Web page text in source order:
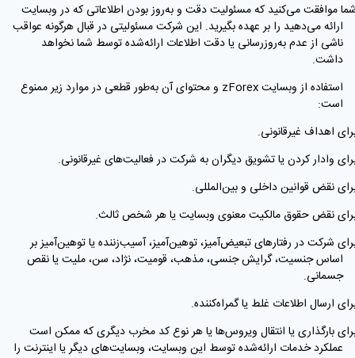
موافقت می‌کنید که مسئولیت دقت و به‌روز بودن اطلاعاتی که در وبسایت
ارائه می‌دهید را بر عهده بگیرید. این شرکت مسئولیتی در قبال هرگونه عواقب
ناشی از عدم به‌روزرسانی یا دقت اطلاعات ارائه‌شده توسط شما نخواهد
داشت.
استفاده از وبسایت zForex و محتوای آن به‌طور قطعی در موارد زیر ممنوع
است:
اهداف غیرقانونی.
وادار کردن یا تشویق دیگران به شرکت در فعالیت‌های غیرقانونی.
نقض قوانین داخلی و بین‌المللی.
نقض حقوق مالکیت معنوی وبسایت یا هر شخص ثالث.
شرکت در رفتارهای تبعیض‌آمیز، توهین‌آمیز، آسیب‌زننده یا توهین‌آمیز بر
اساس جنسیت، گرایش جنسی، مذهب، قومیت، نژاد، سن، ملیت یا نقص
جسمانی.
ارسال اطلاعات غلط یا گمراه‌کننده.
بارگذاری یا انتقال ویروس‌ها یا هر نوع کد مخرب دیگری که ممکن است
عملکرد خدمات ارائه‌شده توسط این وبسایت، وبسایت‌های دیگر یا اینترنت را